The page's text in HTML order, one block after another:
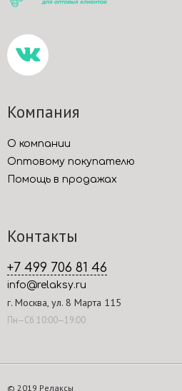
Компания
О компании
Оптовому покупателю
Помощь в продажах
Контакты
+7 499 706 81 46
info@relaksy.ru
г. Москва, ул. 8 Марта 115
Пн—Сб 10:00—19:00
© 2019 Релаксы